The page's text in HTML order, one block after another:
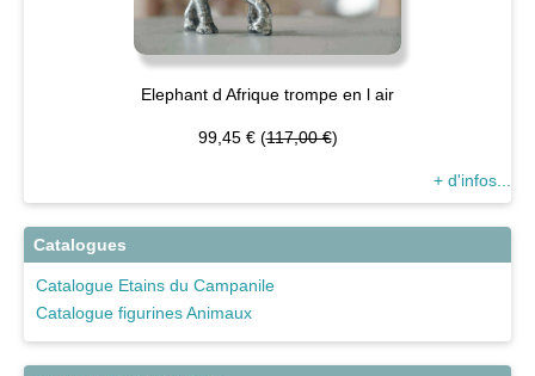
Elephant d Afrique trompe en l air
99,45 € (117,00 €)
+ d'infos...
Catalogues
Catalogue Etains du Campanile
Catalogue figurines Animaux